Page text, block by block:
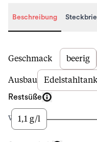
Beschreibung
Beschreibung
Geschmack beerig
Ausbau Edelstahltank
Restsüße
Wenig1,1 g/l